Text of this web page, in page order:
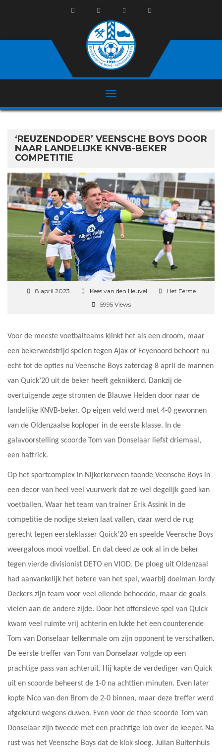
‘REUZENDODER’ VEENSCHE BOYS DOOR
NAAR LANDELIJKE KNVB-BEKER
COMPETITIE
8 april 2023 Kees van den Heuvel
Het Eerste
5995 Views
Voor de meeste voetbalteams klinkt het als een droom, maar
een bekerwedstrijd spelen tegen Ajax of Feyenoord behoort nu
echt tot de opties nu Veensche Boys zaterdag 8 april de mannen
van Quick’20 uit de beker heeft geknikkerd. Dankzij de
overtuigende zege stromen de Blauwe Helden door naar de
landelijke KNVB-beker. Op eigen veld werd met 4-0 gewonnen
van de Oldenzaalse koploper in de eerste klasse. In de
galavoorstelling scoorde Tom van Donselaar liefst driemaal,
een hattrick.
Op het sportcomplex in Nijkerkerveen toonde Veensche Boys in
een decor van heel veel vuurwerk dat ze wel degelijk goed kan
voetballen. Waar het team van trainer Erik Assink in de
competitie de nodige steken laat vallen, daar werd de rug
gerecht tegen eersteklasser Quick’20 en speelde Veensche Boys
weergaloos mooi voetbal. En dat deed ze ook al in de beker
tegen vierde divisionist DETO en VIOD. De ploeg uit Oldenzaal
had aanvankelijk het betere van het spel, waarbij doelman Jordy
Deckers zijn team voor veel ellende behoedde, maar de goals
vielen aan de andere zijde. Door het offensieve spel van Quick
kwam veel ruimte vrij achterin en lukte het een counterende
Tom van Donselaar telkenmale om zijn opponent te verschalken.
De eerste treffer van Tom van Donselaar volgde op een
prachtige pass van achteruit. Hij kapte de verdediger van Quick
uit en scoorde beheerst de 1-0 na achttien minuten. Even later
kopte Nico van den Brom de 2-0 binnen, maar deze treffer werd
afgekeurd wegens duwen. Even voor de thee scoorde Tom van
Donselaar zijn tweede met een prachtige lob over de keeper. Na
rust was het Veensche Boys dat de klok sloeg. Julian Buitenhuis